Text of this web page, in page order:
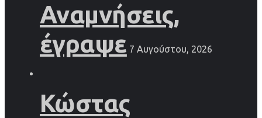
Αναμνήσεις,
έγραψε 7 Αυγούστου, 2026
Κώστας